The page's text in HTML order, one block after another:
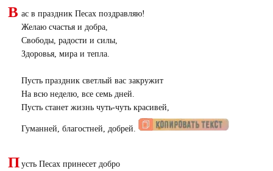
В ас в праздник Песах поздравляю!
Желаю счастья и добра,
Свободы, радости и силы,
Здоровья, мира и тепла.
Пусть праздник светлый вас закружит
На всю неделю, все семь дней.
Пусть станет жизнь чуть-чуть красивей,
Гуманней, благостней, добрей.
П усть Песах принесет добро